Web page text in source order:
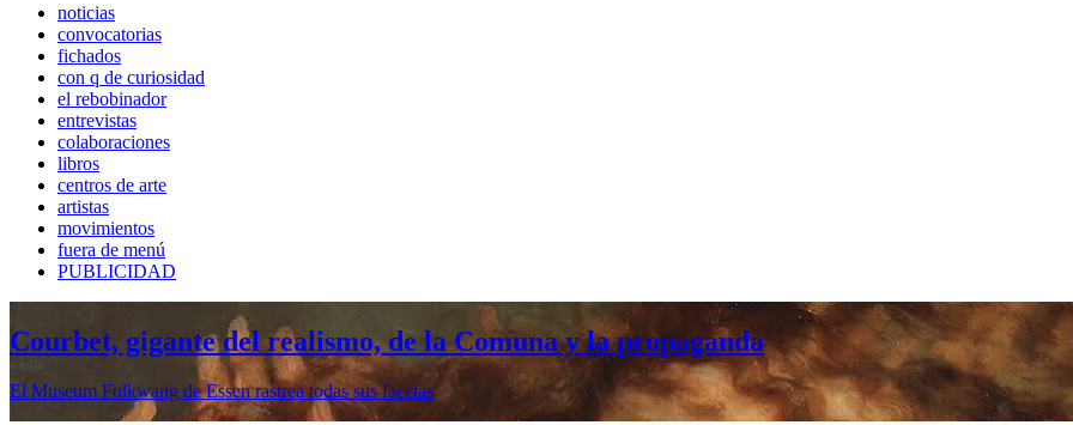
noticias
convocatorias
fichados
con q de curiosidad
el rebobinador
entrevistas
colaboraciones
libros
centros de arte
artistas
movimientos
fuera de menú
PUBLICIDAD
Courbet, gigante del realismo, de la Comuna y la propaganda
El Museum Folkwang de Essen rastrea todas sus facetas